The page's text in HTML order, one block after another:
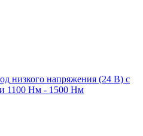
низкого напряжения (24 В) с
1100 Нм - 1500 Нм